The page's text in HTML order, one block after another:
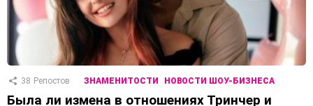
38 Репостов ЗНАМЕНИТОСТИ НОВОСТИ ШОУ-БИЗНЕСА
Была ли измена в отношениях Тринчер и